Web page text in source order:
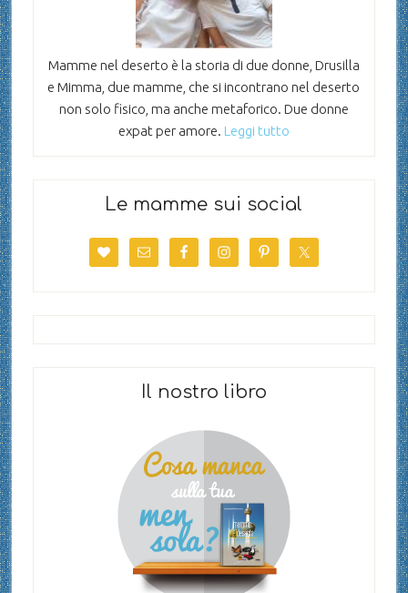
Mamme nel deserto è la storia di due donne, Drusilla
e Mimma, due mamme, che si incontrano nel deserto
non solo fisico, ma anche metaforico. Due donne
expat per amore. Leggi tutto
Le mamme sui social
Il nostro libro